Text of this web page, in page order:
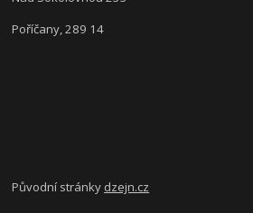
Poříčany, 289 14
Původní stránky dzejn.cz